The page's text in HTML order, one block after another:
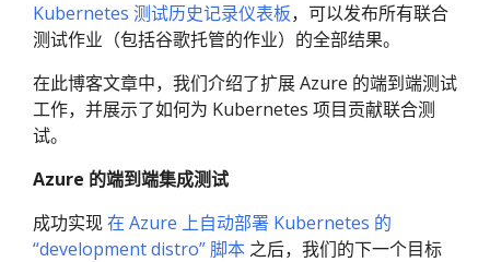
Kubernetes 测试历史记录仪表板，可以发布所有联合
测试作业（包括谷歌托管的作业）的全部结果。
在此博客文章中，我们介绍了扩展 Azure 的端到端测试
工作，并展示了如何为 Kubernetes 项目贡献联合测
试。
Azure 的端到端集成测试
成功实现在 Azure 上自动部署 Kubernetes 的
“development distro” 脚本 之后，我们的下一个目标